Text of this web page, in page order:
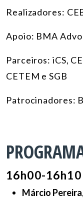
Realizadores:
Apoio: BMA
Parceiros: iCS,
CETEM e SGB
Patrocinadores:
16h00-
Márcio Pereira